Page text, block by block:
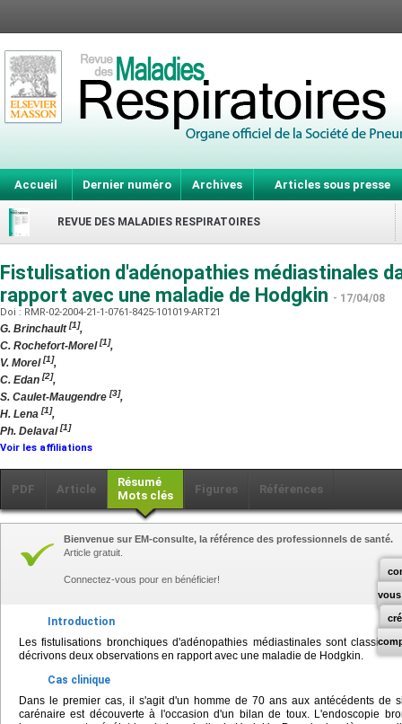
Accueil Dernier numéro Archives Articles sous presse
REVUE DES MALADIES RESPIRATOIRES
Fistulisation d'adénopathies médiastinales
rapport avec une maladie de Hodgkin - 17/04/08
Doi : RMR-02-2004-21-1-0761-8425-101019-ART21
G. Brinchault[1],
C. Rochefort-Morel[1],
V. Morel[1],
C. Edan [2],
S. Caulet-Maugendre [3],
H. Lena [1],
Ph. Delaval[1]
Voir les affiliations
PDF Article
Résumé
Mots clés
Figures Références
vous
Bienvenue sur EM-consulte, la référence des professionnels de santé.
Article gratuit.
Connectez-vous pour en bénéficier!
Introduction
Les fistulisations bronchiques d'adénopathies médiastinales sont
décrivons deux observations en rapport avec une maladie de Hodgkin.
Cas clinique
Dans le premier cas, il s'agit d'un homme de 70 ans aux antécédents de
carénaire est découverte à l'occasion d'un bilan de toux. L'endoscopie